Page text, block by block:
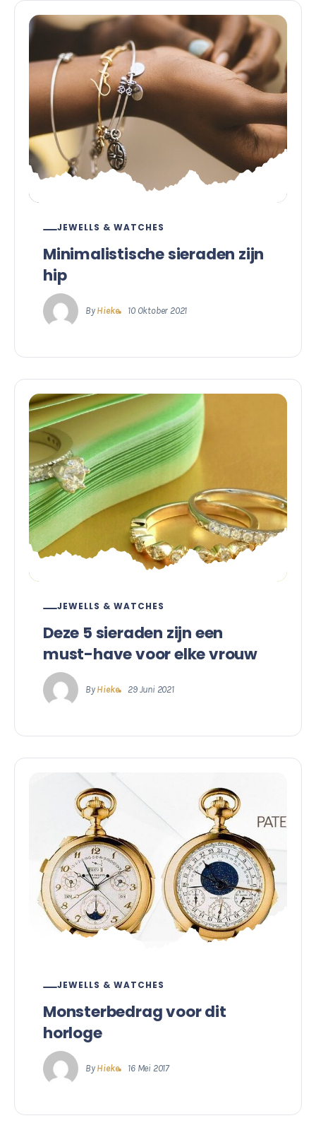
JEWELLS & WATCHES
Minimalistische sieraden zijn
hip
By Hieke 10 Oktober 2021
JEWELLS & WATCHES
Deze 5 sieraden zijn een
must-have voor elke vrouw
By Hieke 29 Juni 2021
JEWELLS & WATCHES
Monsterbedrag voor dit
horloge
By Hieke 16 Mei 2017